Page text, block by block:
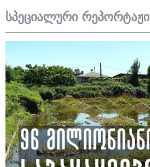
სპეციალური რეპორტაჟი